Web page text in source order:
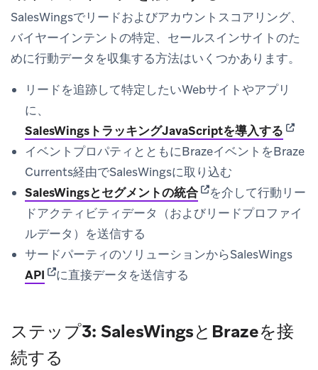
SalesWingsでリードおよびアカウントスコアリング、
バイヤーインテントの特定、セールスインサイトのた
めに行動データを収集する方法はいくつかあります。
リードを追跡して特定したいWebサイトやアプリ
に、
SalesWingsトラッキングJavaScriptを導入する
イベントプロパティとともにBrazeイベントをBraze
Currents経由でSalesWingsに取り込む
SalesWingsとセグメントの統合(opens in new tab)
を介して行動リー
ドアクティビティデータ（およびリードプロファイ
ルデータ）を送信する
サードパーティのソリューションからSalesWings
API (opens in new tab)
に直接データを送信する
ステップ3: SalesWingsとBrazeを接
続する